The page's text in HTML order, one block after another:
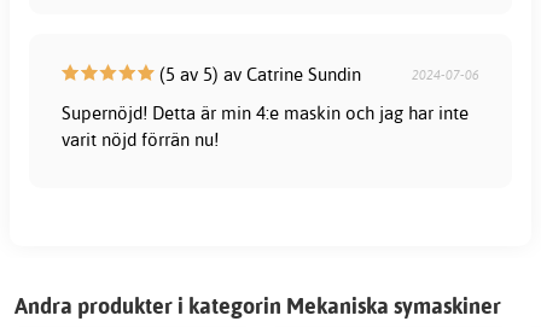
(5 av 5) av Catrine Sundin 2024-07-06
Supernöjd! Detta är min 4:e maskin och jag har inte
varit nöjd förrän nu!
Andra produkter i kategorin Mekaniska symaskiner